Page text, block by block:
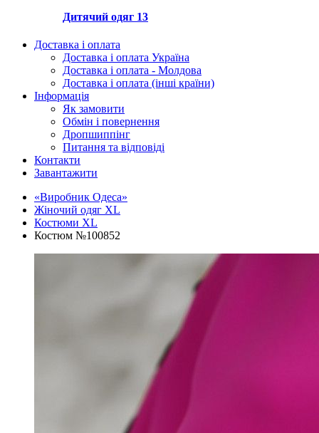
Дитячий одяг 13
Доставка і оплата
Доставка і оплата Україна
Доставка і оплата - Молдова
Доставка і оплата (інші країни)
Інформація
Як замовити
Обмін і повернення
Дропшиппінг
Питання та відповіді
Контакти
Завантажити
«Виробник Одеса»
Жіночий одяг XL
Костюми XL
Костюм №100852